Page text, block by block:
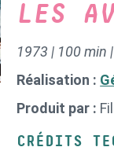
LES
1973 | 100 min
Réalisation :
Produit par :
CRÉDITS